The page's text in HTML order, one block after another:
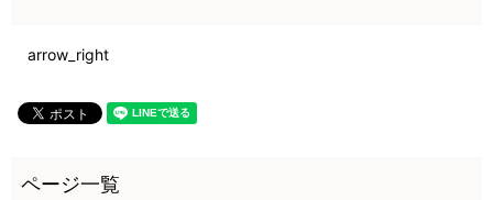
arrow_right